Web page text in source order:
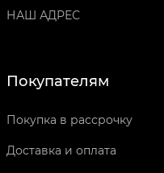
НАШ АДРЕС
Покупателям
Покупка в рассрочку
Доставка и оплата